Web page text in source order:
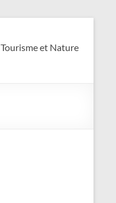
Tourisme et Nature